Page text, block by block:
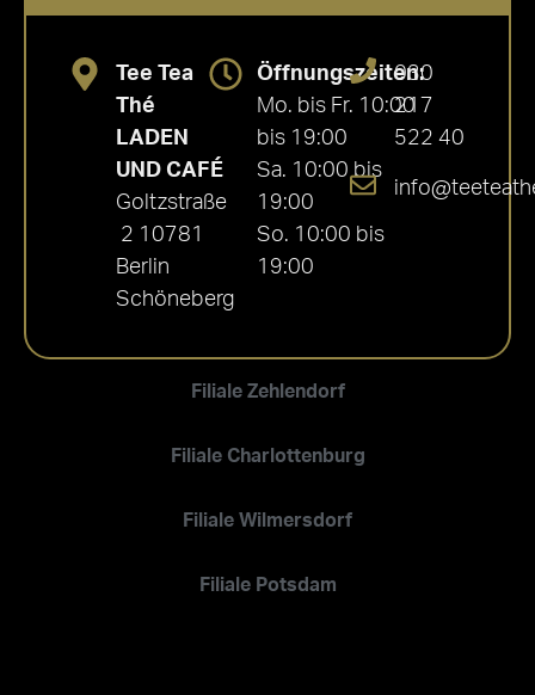
Filiale Zehlendorf
Filiale Charlottenburg
Filiale Wilmersdorf
Filiale Potsdam
Tee Tea
Thé
LADEN
UND CAFÉ
Goltzstraße
2 10781
Berlin
Schöneberg
Öffnungszeiten:
Mo. bis Fr. 10:00
bis 19:00
Sa. 10:00 bis
19:00
So. 10:00 bis
19:00
030
217
522 40